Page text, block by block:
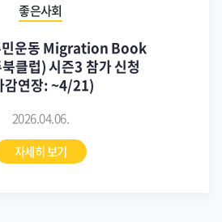
좋은사회
민운동 Migration Book
클럽) 시즌3 참가 신청
감연장: ~4/21)
2026.04.06.
자세히 보기